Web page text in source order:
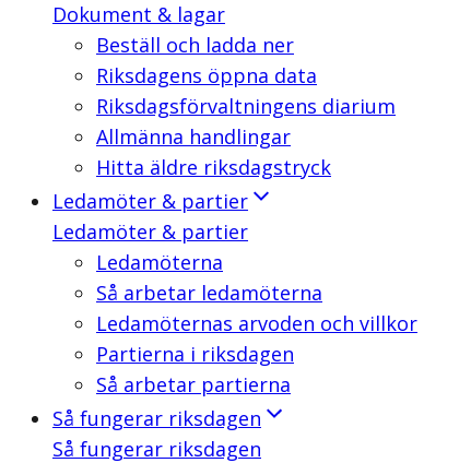
Dokument & lagar
Beställ och ladda ner
Riksdagens öppna data
Riksdagsförvaltningens diarium
Allmänna handlingar
Hitta äldre riksdagstryck
Ledamöter & partier
Ledamöter & partier
Ledamöterna
Så arbetar ledamöterna
Ledamöternas arvoden och villkor
Partierna i riksdagen
Så arbetar partierna
Så fungerar riksdagen
Så fungerar riksdagen